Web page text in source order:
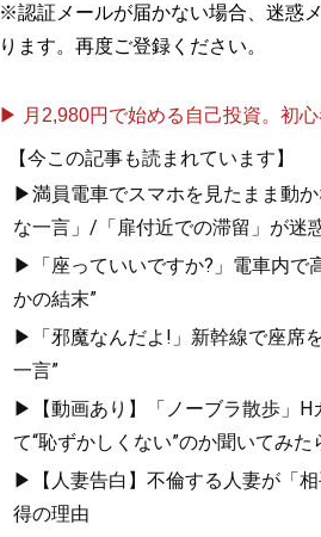
※認証メールが届かない場合、迷惑
ります。再度ご登録ください。
▶ 月2,980円で始める自己投資。初
【今この記事も読まれています】
▶満員電車でスマホを見たまま動
な一言」/「扉付近での滞留」が迷
▶「座っていいですか?」電車内で
かの結末”
▶「邪魔なんだよ!」新幹線で座席
一言”
▶【動画あり】「ノーブラ散歩」H
て“恥ずかしくない”のか聞いてみた
▶【人妻告白】不倫する人妻が「相
得の理由